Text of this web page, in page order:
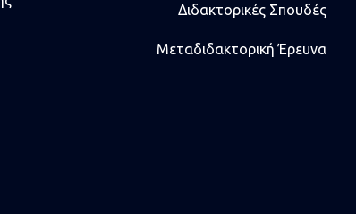
Διδακτορικές Σπουδές
Μεταδιδακτορική Έρευνα